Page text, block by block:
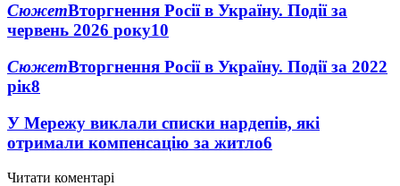
СюжетВторгнення Росії в Україну. Події за
червень 2026 року10
СюжетВторгнення Росії в Україну. Події за 2022
рік8
У Мережу виклали списки нардепів, які
отримали компенсацію за житло6
Читати коментарі